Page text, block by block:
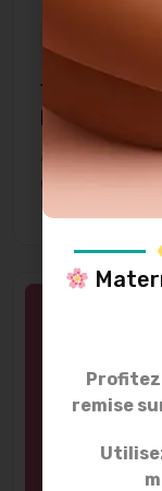
Tire-lait
location,
Allaiter, c’est
et parfois….
Profitez
remise